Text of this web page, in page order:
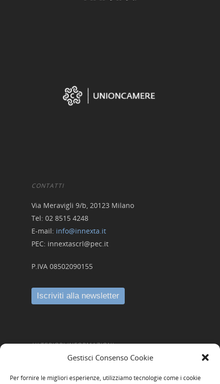
Gestisci Consenso Cookie
Per fornire le migliori esperienze, utilizziamo tecnologie come i cookie
CONTATTI
Via Meravigli 9/b, 20123 Milano
Tel: 02 8515 4248
E-mail: info@innexta.it
PEC: innextascrl@pec.it
P.IVA 08502090155
ULTERIORI INFORMAZIONI
Informativa Privacy